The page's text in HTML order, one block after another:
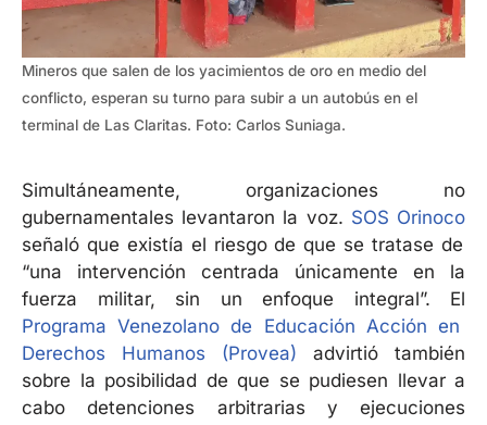
Mineros que salen de los yacimientos de oro en medio del
conflicto, esperan su turno para subir a un autobús en el
terminal de Las Claritas. Foto: Carlos Suniaga.
Simultáneamente, organizaciones no
gubernamentales levantaron la voz. SOS Orinoco
señaló que existía el riesgo de que se tratase de
“una intervención centrada únicamente en la
fuerza militar, sin un enfoque integral”. El
Programa Venezolano de Educación Acción en
Derechos Humanos (Provea) advirtió también
sobre la posibilidad de que se pudiesen llevar a
cabo detenciones arbitrarias y ejecuciones